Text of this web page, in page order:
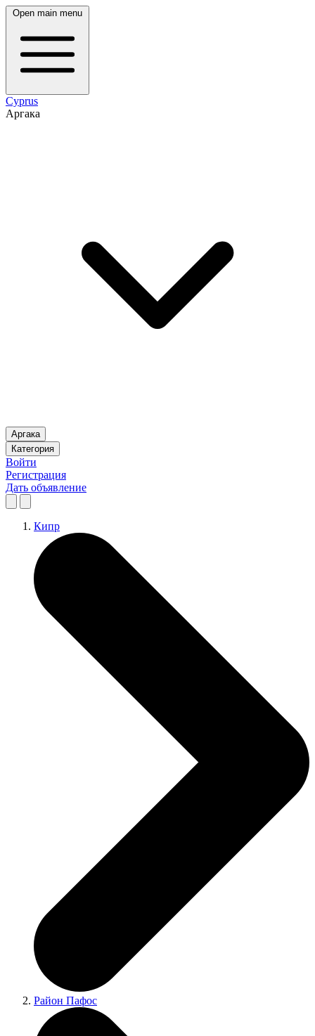
Open main menu
Cyprus
Аргака
Аргака
Категория
Войти
Регистрация
Дать объявление
Кипр
Район Пафос